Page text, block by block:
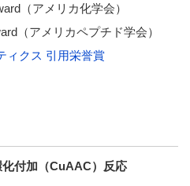
（アメリカ化学会）
（アメリカペプチド学会）
ィクス 引用栄誉賞
付加（CuAAC）反応